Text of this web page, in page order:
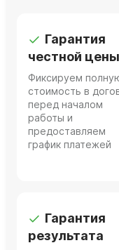
Гарантия
честной цены
Фиксируем
стоимость в
перед началом
работы и
предоставляем
график платежей
Гарантия
результата